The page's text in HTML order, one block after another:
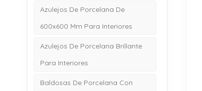
Azulejos De Porcelana De
600x600 Mm Para Interiores
Azulejos De Porcelana Brillante
Para Interiores
Baldosas De Porcelana Con